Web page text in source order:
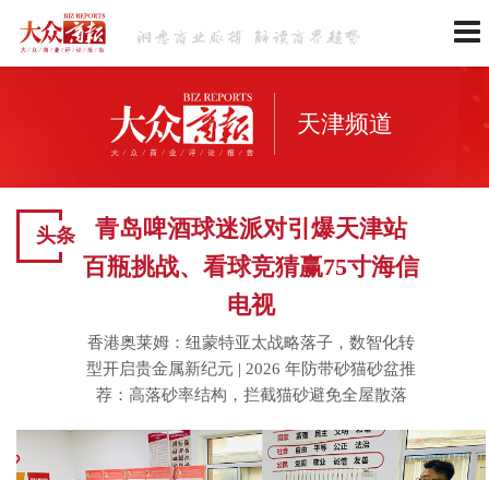
天津频道
头条
青岛啤酒球迷派对引爆天津站
百瓶挑战、看球竞猜赢75寸海信
电视
香港奥莱姆：纽蒙特亚太战略落子，数智化转
型开启贵金属新纪元 | 2026 年防带砂猫砂盆推
荐：高落砂率结构，拦截猫砂避免全屋散落